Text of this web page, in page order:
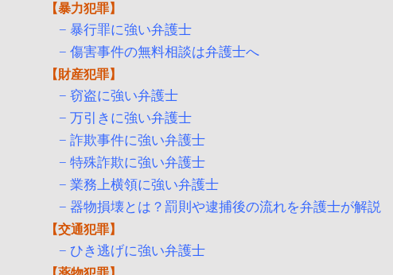
暴力犯罪
暴行罪に強い弁護士
傷害事件の無料相談は弁護士へ
財産犯罪
窃盗に強い弁護士
万引きに強い弁護士
詐欺事件に強い弁護士
特殊詐欺に強い弁護士
業務上横領に強い弁護士
器物損壊とは？罰則や逮捕後の流れを弁護士が解説
交通犯罪
ひき逃げに強い弁護士